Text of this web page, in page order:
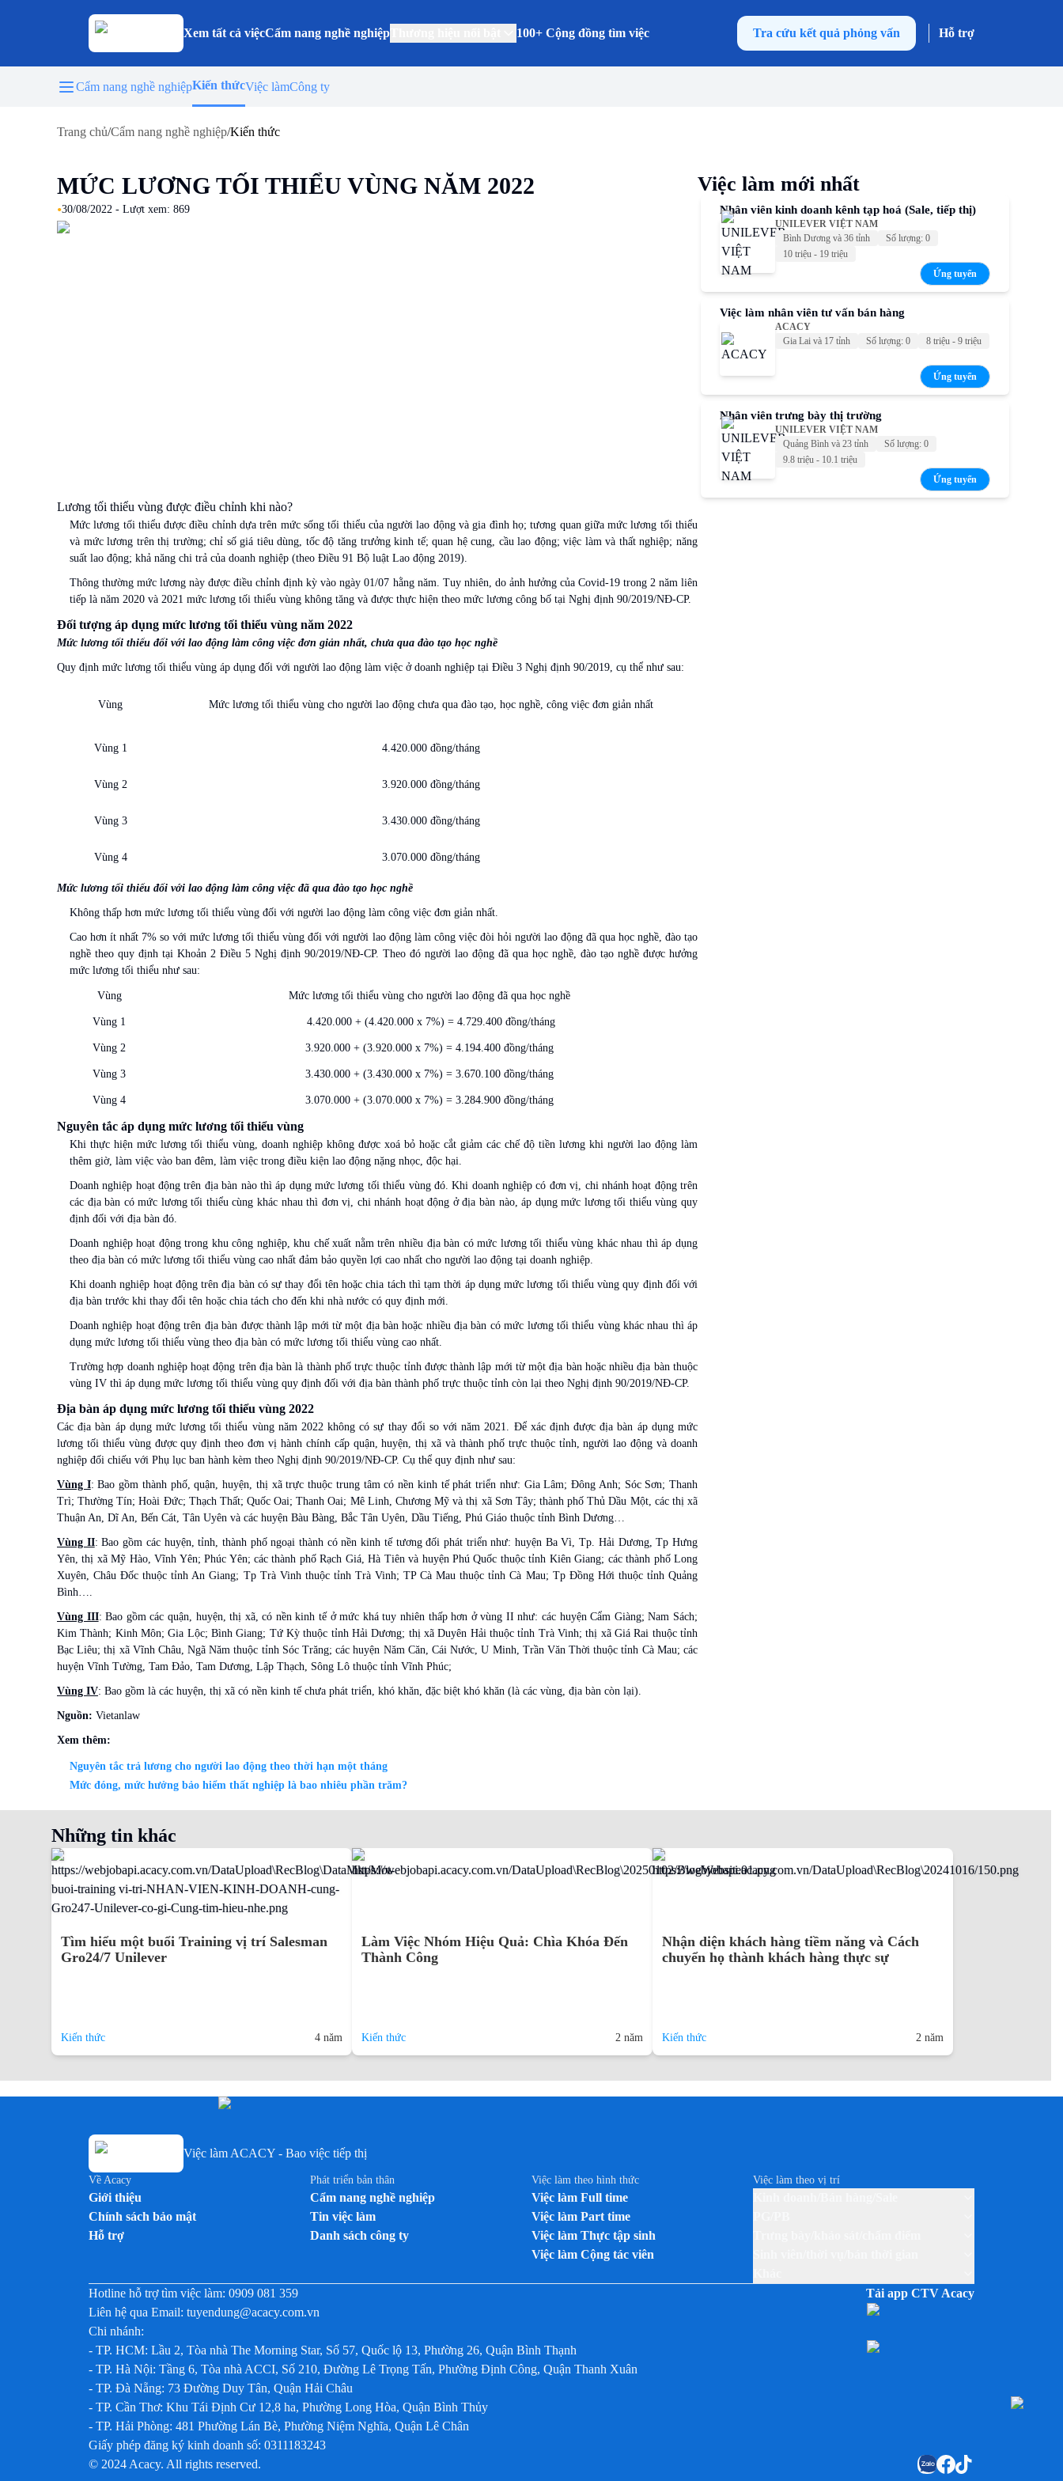
Xem tất cả việcCẩm nang nghề nghiệp 100+ Cộng đồng tìm việc Tra cứu kết quả phỏng vấn Hỗ trợ
Cẩm nang nghề nghiệpKiến thứcViệc làmCông ty
Trang chủ/Cẩm nang nghề nghiệp/Kiến thức
MỨC LƯƠNG TỐI THIỂU VÙNG NĂM 2022
•30/08/2022 - Lượt xem: 869
Lương tối thiểu vùng được điều chỉnh khi nào?
Mức lương tối thiểu được điều chỉnh dựa trên mức sống tối thiểu của người lao động và gia đình họ; tương quan giữa mức lương tối thiểu
và mức lương trên thị trường; chỉ số giá tiêu dùng, tốc độ tăng trưởng kinh tế; quan hệ cung, cầu lao động; việc làm và thất nghiệp; năng
suất lao động; khả năng chi trả của doanh nghiệp (theo Điều 91 Bộ luật Lao động 2019).
Thông thường mức lương này được điều chỉnh định kỳ vào ngày 01/07 hằng năm. Tuy nhiên, do ảnh hưởng của Covid-19 trong 2 năm liên
tiếp là năm 2020 và 2021 mức lương tối thiểu vùng không tăng và được thực hiện theo mức lương công bố tại Nghị định 90/2019/NĐ-CP.
Đối tượng áp dụng mức lương tối thiểu vùng năm 2022
Mức lương tối thiểu đối với lao động làm công việc đơn giản nhất, chưa qua đào tạo học nghề
Quy định mức lương tối thiểu vùng áp dụng đối với người lao động làm việc ở doanh nghiệp tại Điều 3 Nghị định 90/2019, cụ thể như sau:
Vùng Mức lương tối thiểu vùng cho người lao động chưa qua đào tạo, học nghề, công việc đơn giản nhất
Vùng 1 4.420.000 đồng/tháng
Vùng 2 3.920.000 đồng/tháng
Vùng 3 3.430.000 đồng/tháng
Vùng 4 3.070.000 đồng/tháng
Mức lương tối thiểu đối với lao động làm công việc đã qua đào tạo học nghề
Không thấp hơn mức lương tối thiểu vùng đối với người lao động làm công việc đơn giản nhất.
Cao hơn ít nhất 7% so với mức lương tối thiểu vùng đối với người lao động làm công việc đòi hỏi người lao động đã qua học nghề, đào tạo
nghề theo quy định tại Khoản 2 Điều 5 Nghị định 90/2019/NĐ-CP. Theo đó người lao động đã qua học nghề, đào tạo nghề được hưởng
mức lương tối thiểu như sau:
Vùng Mức lương tối thiểu vùng cho người lao động đã qua học nghề
Vùng 1 4.420.000 + (4.420.000 x 7%) = 4.729.400 đồng/tháng
Vùng 2 3.920.000 + (3.920.000 x 7%) = 4.194.400 đồng/tháng
Vùng 3 3.430.000 + (3.430.000 x 7%) = 3.670.100 đồng/tháng
Vùng 4 3.070.000 + (3.070.000 x 7%) = 3.284.900 đồng/tháng
Nguyên tắc áp dụng mức lương tối thiểu vùng
Khi thực hiện mức lương tối thiểu vùng, doanh nghiệp không được xoá bỏ hoặc cắt giảm các chế độ tiền lương khi người lao động làm
thêm giờ, làm việc vào ban đêm, làm việc trong điều kiện lao động nặng nhọc, độc hại.
Doanh nghiệp hoạt động trên địa bàn nào thì áp dụng mức lương tối thiểu vùng đó. Khi doanh nghiệp có đơn vị, chi nhánh hoạt động trên
các địa bàn có mức lương tối thiểu cùng khác nhau thì đơn vị, chi nhánh hoạt động ở địa bàn nào, áp dụng mức lương tối thiểu vùng quy
định đối với địa bàn đó.
Doanh nghiệp hoạt động trong khu công nghiệp, khu chế xuất nằm trên nhiều địa bàn có mức lương tối thiểu vùng khác nhau thì áp dụng
theo địa bàn có mức lương tối thiểu vùng cao nhất đảm bảo quyền lợi cao nhất cho người lao động tại doanh nghiệp.
Khi doanh nghiệp hoạt động trên địa bàn có sự thay đổi tên hoặc chia tách thì tạm thời áp dụng mức lương tối thiểu vùng quy định đối với
địa bàn trước khi thay đổi tên hoặc chia tách cho đến khi nhà nước có quy định mới.
Doanh nghiệp hoạt động trên địa bàn được thành lập mới từ một địa bàn hoặc nhiều địa bàn có mức lương tối thiểu vùng khác nhau thì áp
dụng mức lương tối thiểu vùng theo địa bàn có mức lương tối thiểu vùng cao nhất.
Trường hợp doanh nghiệp hoạt động trên địa bàn là thành phố trực thuộc tỉnh được thành lập mới từ một địa bàn hoặc nhiều địa bàn thuộc
vùng IV thì áp dụng mức lương tối thiểu vùng quy định đối với địa bàn thành phố trực thuộc tỉnh còn lại theo Nghị định 90/2019/NĐ-CP.
Địa bàn áp dụng mức lương tối thiểu vùng 2022
Các địa bàn áp dụng mức lương tối thiểu vùng năm 2022 không có sự thay đổi so với năm 2021. Để xác định được địa bàn áp dụng mức
lương tối thiểu vùng được quy định theo đơn vị hành chính cấp quận, huyện, thị xã và thành phố trực thuộc tỉnh, người lao động và doanh
nghiệp đối chiếu với Phụ lục ban hành kèm theo Nghị định 90/2019/NĐ-CP. Cụ thể quy định như sau:
Vùng I: Bao gồm thành phố, quận, huyện, thị xã trực thuộc trung tâm có nền kinh tế phát triển như: Gia Lâm; Đông Anh; Sóc Sơn; Thanh
Trì; Thường Tín; Hoài Đức; Thạch Thất; Quốc Oai; Thanh Oai; Mê Linh, Chương Mỹ và thị xã Sơn Tây; thành phố Thủ Dầu Một, các thị xã
Thuận An, Dĩ An, Bến Cát, Tân Uyên và các huyện Bàu Bàng, Bắc Tân Uyên, Dầu Tiếng, Phú Giáo thuộc tỉnh Bình Dương…
Vùng II: Bao gồm các huyện, tỉnh, thành phố ngoại thành có nền kinh tế tương đối phát triển như: huyện Ba Vì, Tp. Hải Dương, Tp Hưng
Yên, thị xã Mỹ Hào, Vĩnh Yên; Phúc Yên; các thành phố Rạch Giá, Hà Tiên và huyện Phú Quốc thuộc tỉnh Kiên Giang; các thành phố Long
Xuyên, Châu Đốc thuộc tỉnh An Giang; Tp Trà Vinh thuộc tỉnh Trà Vinh; TP Cà Mau thuộc tỉnh Cà Mau; Tp Đồng Hới thuộc tỉnh Quảng
Bình….
Vùng III: Bao gồm các quận, huyện, thị xã, có nền kinh tế ở mức khá tuy nhiên thấp hơn ở vùng II như: các huyện Cẩm Giàng; Nam Sách;
Kim Thành; Kinh Môn; Gia Lộc; Bình Giang; Tứ Kỳ thuộc tỉnh Hải Dương; thị xã Duyên Hải thuộc tỉnh Trà Vinh; thị xã Giá Rai thuộc tỉnh
Bạc Liêu; thị xã Vĩnh Châu, Ngã Năm thuộc tỉnh Sóc Trăng; các huyện Năm Căn, Cái Nước, U Minh, Trần Văn Thời thuộc tỉnh Cà Mau; các
huyện Vĩnh Tường, Tam Đảo, Tam Dương, Lập Thạch, Sông Lô thuộc tỉnh Vĩnh Phúc;
Vùng IV: Bao gồm là các huyện, thị xã có nền kinh tế chưa phát triển, khó khăn, đặc biệt khó khăn (là các vùng, địa bàn còn lại).
Nguồn: Vietanlaw
Xem thêm:
Nguyên tắc trả lương cho người lao động theo thời hạn một tháng
Mức đóng, mức hưởng bảo hiểm thất nghiệp là bao nhiêu phần trăm?
Việc làm mới nhất
Nhân viên kinh doanh kênh tạp hoá (Sale, tiếp thị)
UNILEVER VIỆT NAM
Bình Dương và 36 tỉnh
Số lượng: 0
10 triệu - 19 triệu
Ứng tuyển
Việc làm nhân viên tư vấn bán hàng
ACACY
Gia Lai và 17 tỉnh
Số lượng: 0 8 triệu - 9 triệu
Ứng tuyển
Nhân viên trưng bày thị trường
UNILEVER VIỆT NAM
Quảng Bình và 23 tỉnh
Số lượng: 0
9.8 triệu - 10.1 triệu
Ứng tuyển
Những tin khác
Tìm hiểu một buổi Training vị trí Salesman
Gro24/7 Unilever
Kiến thức 4 năm
Làm Việc Nhóm Hiệu Quả: Chìa Khóa Đến
Thành Công
Kiến thức 2 năm
Nhận diện khách hàng tiềm năng và Cách
chuyển họ thành khách hàng thực sự
Kiến thức 2 năm
Việc làm ACACY - Bao việc tiếp thị
Về Acacy
Giới thiệu
Chính sách bảo mật
Hỗ trợ
Phát triển bản thân
Cẩm nang nghề nghiệp
Tin việc làm
Danh sách công ty
Việc làm theo hình thức
Việc làm Full time
Việc làm Part time
Việc làm Thực tập sinh
Việc làm Cộng tác viên
Việc làm theo vị trí
Hotline hỗ trợ tìm việc làm: 0909 081 359
Liên hệ qua Email: tuyendung@acacy.com.vn
Chi nhánh:
- TP. HCM: Lầu 2, Tòa nhà The Morning Star, Số 57, Quốc lộ 13, Phường 26, Quận Bình Thạnh
- TP. Hà Nội: Tầng 6, Tòa nhà ACCI, Số 210, Đường Lê Trọng Tấn, Phường Định Công, Quận Thanh Xuân
- TP. Đà Nẵng: 73 Đường Duy Tân, Quận Hải Châu
- TP. Cần Thơ: Khu Tái Định Cư 12,8 ha, Phường Long Hòa, Quận Bình Thủy
- TP. Hải Phòng: 481 Phường Lán Bè, Phường Niệm Nghĩa, Quận Lê Chân
Giấy phép đăng ký kinh doanh số: 0311183243
Tải app CTV Acacy
© 2024 Acacy. All rights reserved.